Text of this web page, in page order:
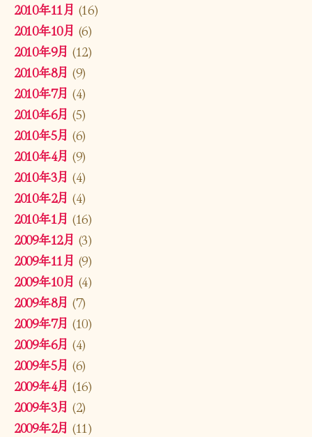
2010年11月 (16)
2010年10月 (6)
2010年9月 (12)
2010年8月 (9)
2010年7月 (4)
2010年6月 (5)
2010年5月 (6)
2010年4月 (9)
2010年3月 (4)
2010年2月 (4)
2010年1月 (16)
2009年12月 (3)
2009年11月 (9)
2009年10月 (4)
2009年8月 (7)
2009年7月 (10)
2009年6月 (4)
2009年5月 (6)
2009年4月 (16)
2009年3月 (2)
2009年2月 (11)